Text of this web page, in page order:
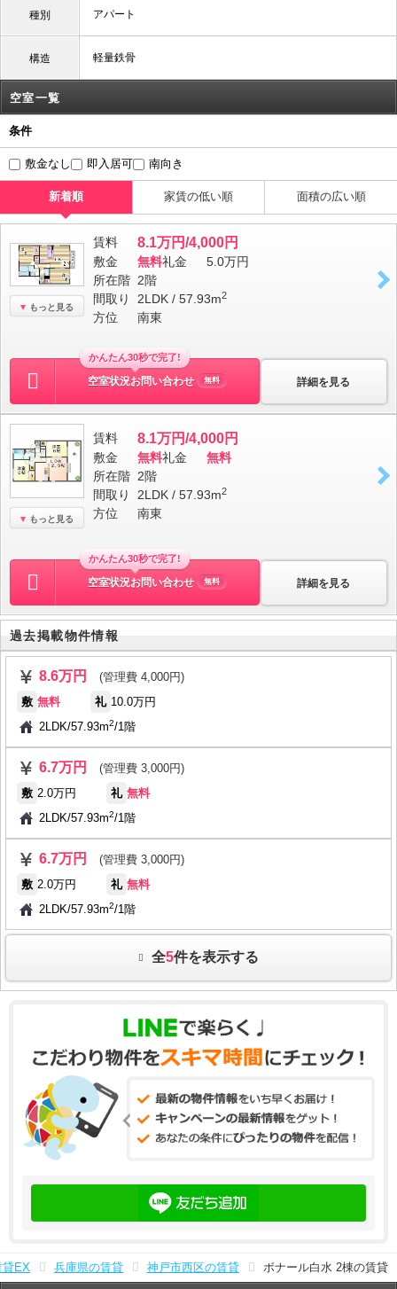
種別 アパート
構造 軽量鉄骨
空室一覧
条件
敷金なし 即入居可 南向き
新着順 家賃の低い順 面積の広い順
もっと見る
賃料 8.1万円/4,000円
敷金 無料礼金
5.0万円
所在階 2階
間取り
2LDK / 57.93m2
方位 南東
詳細を見る
かんたん30秒で完了!
空室状況お問い合わせ 無料
もっと見る
賃料 8.1万円/4,000円
敷金 無料礼金
無料
所在階 2階
間取り
2LDK / 57.93m2
方位 南東
詳細を見る
かんたん30秒で完了!
空室状況お問い合わせ 無料
過去掲載物件情報
8.6万円
(管理費 4,000円)
敷 無料 礼 10.0万円
2LDK/57.93m2/1階
6.7万円
(管理費 3,000円)
敷 2.0万円 礼 無料
2LDK/57.93m2/1階
6.7万円
(管理費 3,000円)
敷 2.0万円 礼 無料
2LDK/57.93m2/1階
全5件を表示する
貸EX 兵庫県の賃貸 神戸市西区の賃貸 ボナール白水 2棟の賃貸